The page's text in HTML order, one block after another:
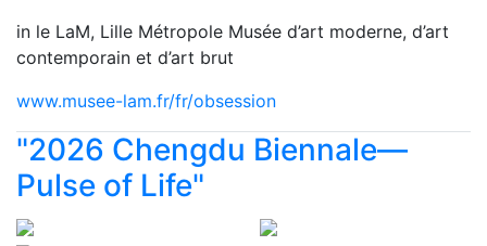
in le LaM, Lille Métropole Musée d’art moderne, d’art
contemporain et d’art brut
www.musee-lam.fr/fr/obsession
"2026 Chengdu Biennale—
Pulse of Life"